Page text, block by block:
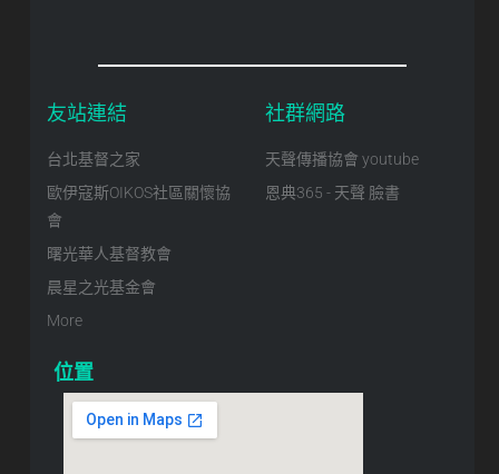
友站連結
台北基督之家
歐伊寇斯OIKOS社區關懷協
會
曙光華人基督教會
晨星之光基金會
More
社群網路
天聲傳播協會 youtube
恩典365 - 天聲 臉書
位置